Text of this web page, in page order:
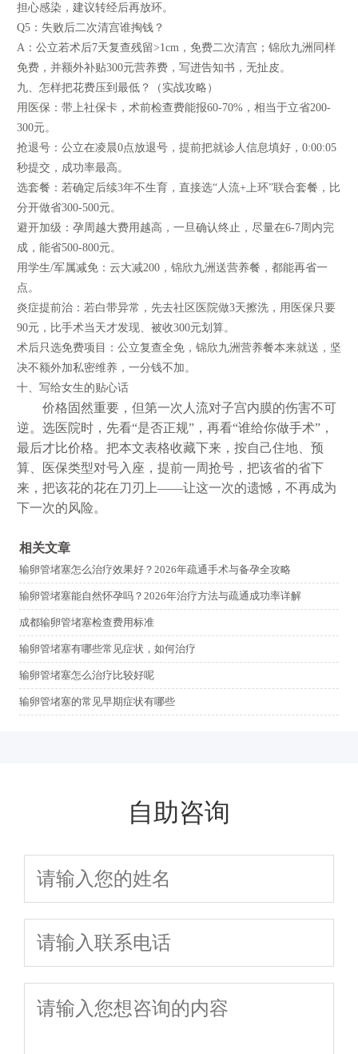
担心感染，建议转经后再放环。
Q5：失败后二次清宫谁掏钱？
A：公立若术后7天复查残留>1cm，免费二次清宫；锦欣九洲同样
免费，并额外补贴300元营养费，写进告知书，无扯皮。
九、怎样把花费压到最低？（实战攻略）
用医保：带上社保卡，术前检查费能报60-70%，相当于立省200-
300元。
抢退号：公立在凌晨0点放退号，提前把就诊人信息填好，0:00:05
秒提交，成功率最高。
选套餐：若确定后续3年不生育，直接选“人流+上环”联合套餐，比
分开做省300-500元。
避开加级：孕周越大费用越高，一旦确认终止，尽量在6-7周内完
成，能省500-800元。
用学生/军属减免：云大减200，锦欣九洲送营养餐，都能再省一
点。
炎症提前治：若白带异常，先去社区医院做3天擦洗，用医保只要
90元，比手术当天才发现、被收300元划算。
术后只选免费项目：公立复查全免，锦欣九洲营养餐本来就送，坚
决不额外加私密维养，一分钱不加。
十、写给女生的贴心话
价格固然重要，但第一次人流对子宫内膜的伤害不可
逆。选医院时，先看“是否正规”，再看“谁给你做手术”，
最后才比价格。把本文表格收藏下来，按自己住地、预
算、医保类型对号入座，提前一周抢号，把该省的省下
来，把该花的花在刀刃上——让这一次的遗憾，不再成为
下一次的风险。
相关文章
输卵管堵塞怎么治疗效果好？2026年疏通手术与备孕全攻略
输卵管堵塞能自然怀孕吗？2026年治疗方法与疏通成功率详解
成都输卵管堵塞检查费用标准
输卵管堵塞有哪些常见症状，如何治疗
输卵管堵塞怎么治疗比较好呢
输卵管堵塞的常见早期症状有哪些
自助咨询